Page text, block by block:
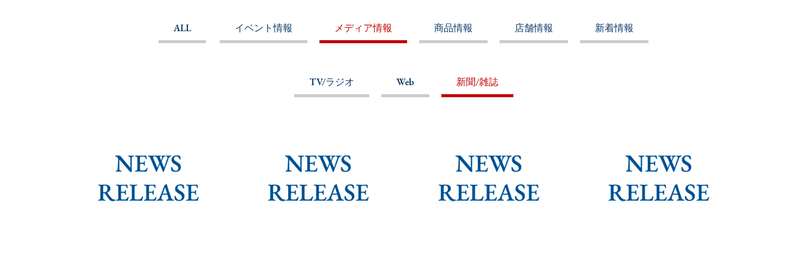
ALL イベント情報 メディア情報 商品情報 店舗情報 新着情報
TV/ラジオ Web 新聞/雑誌